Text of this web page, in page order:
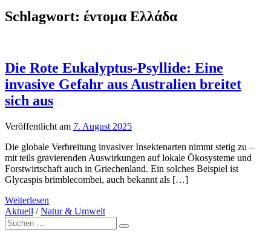
Schlagwort: έντομα Ελλάδα
Die Rote Eukalyptus-Psyllide: Eine
invasive Gefahr aus Australien breitet
sich aus
Veröffentlicht am 7. August 2025
Die globale Verbreitung invasiver Insektenarten nimmt stetig zu –
mit teils gravierenden Auswirkungen auf lokale Ökosysteme und
Forstwirtschaft auch in Griechenland. Ein solches Beispiel ist
Glycaspis brimblecombei, auch bekannt als […]
Weiterlesen
Aktuell /Natur & Umwelt
Suche
nach: